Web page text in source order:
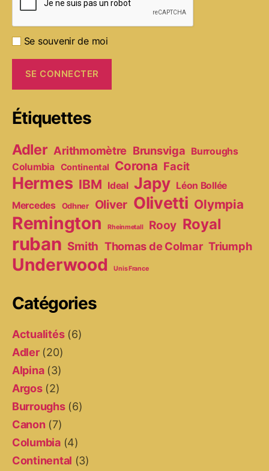
Se souvenir de moi
Étiquettes
Adler Arithmomètre Brunsviga Burroughs
Columbia Continental Corona Facit
Hermes IBM Ideal Japy Léon Bollée
Mercedes
Odhner Oliver Olivetti Olympia
Remington Rheinmetall Rooy Royal
ruban Smith Thomas de Colmar Triumph
Underwood Unis France
Catégories
Actualités(6)
Adler(20)
Alpina(3)
Argos(2)
Burroughs(6)
Canon (7)
Columbia(4)
Continental (3)